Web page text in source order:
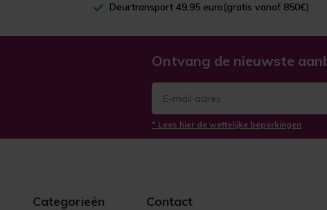
Deurtransport 49,95 euro(gratis vanaf 850€)
Ontvang de nieuwste
* Lees hier de wettelijke beperkingen
Categorieën Contact